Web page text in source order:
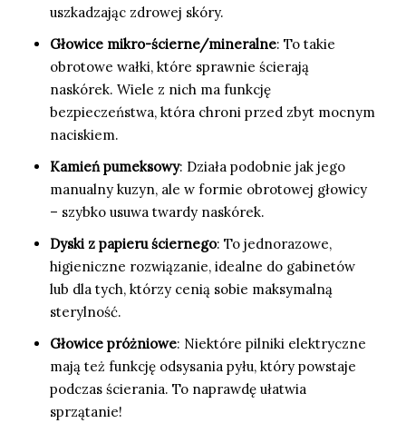
uszkadzając zdrowej skóry.
Głowice mikro-ścierne/mineralne: To takie
obrotowe wałki, które sprawnie ścierają
naskórek. Wiele z nich ma funkcję
bezpieczeństwa, która chroni przed zbyt mocnym
naciskiem.
Kamień pumeksowy: Działa podobnie jak jego
manualny kuzyn, ale w formie obrotowej głowicy
– szybko usuwa twardy naskórek.
Dyski z papieru ściernego: To jednorazowe,
higieniczne rozwiązanie, idealne do gabinetów
lub dla tych, którzy cenią sobie maksymalną
sterylność.
Głowice próżniowe: Niektóre pilniki elektryczne
mają też funkcję odsysania pyłu, który powstaje
podczas ścierania. To naprawdę ułatwia
sprzątanie!